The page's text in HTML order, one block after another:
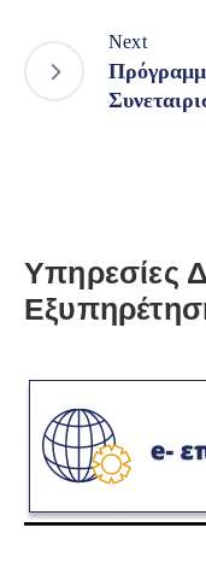
Next
Υπηρεσίες